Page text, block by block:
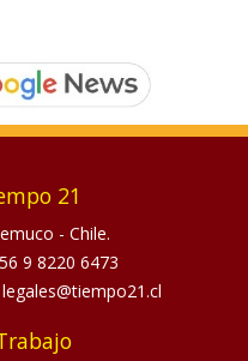
21
- Chile.
9 8220 6473